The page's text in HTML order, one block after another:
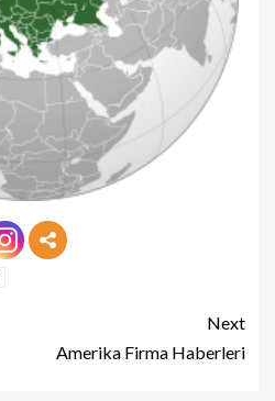
Next
Amerika Firma Haberleri